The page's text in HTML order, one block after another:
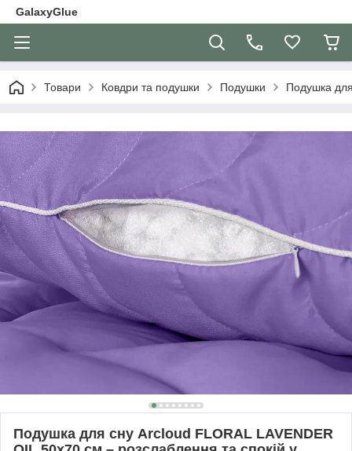
GalaxyGlue
Товари Ковдри та подушки Подушки Подушка
Подушка для сну Arcloud FLORAL LAVENDER